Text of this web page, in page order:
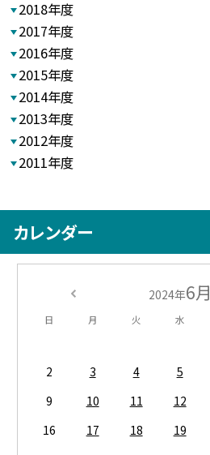
2018年度
2017年度
2016年度
2015年度
2014年度
2013年度
2012年度
2011年度
カレンダー
2024年6月
日 月 火 水
2
3 4 5
9
10 11 12
16
17 18 19